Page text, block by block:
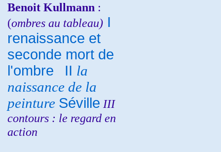
Benoit Kullmann :
(ombres au tableau) I
renaissance et
seconde mort de
l'ombre
II la
naissance de la
peinture Séville III
contours : le regard en
action